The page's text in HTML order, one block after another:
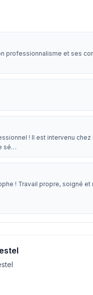
professionnalisme et ses
! Il est intervenu
sé…
! Travail propre, soigné